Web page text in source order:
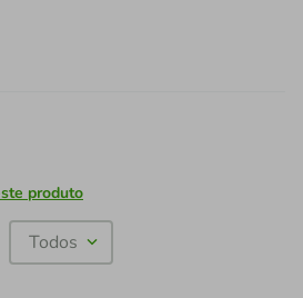
produto
Todos